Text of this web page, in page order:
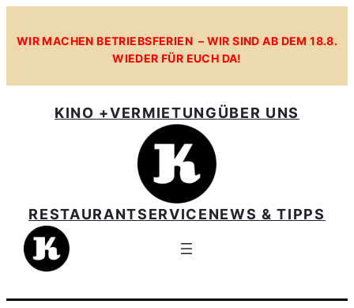
Inhalt
WIR MACHEN BETRIEBSFERIEN – WIR SIND AB DEM 18.8.
WIEDER FÜR EUCH DA!
KINO +VERMIETUNGÜBER UNS
RESTAURANTSERVICENEWS & TIPPS